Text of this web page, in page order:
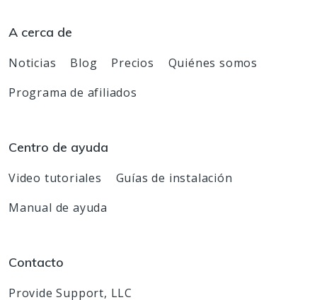
A cerca de
Noticias Blog Precios
Quiénes somos
Programa de afiliados
Centro de ayuda
Video tutoriales
Guías de instalación
Manual de ayuda
Contacto
Provide Support, LLC